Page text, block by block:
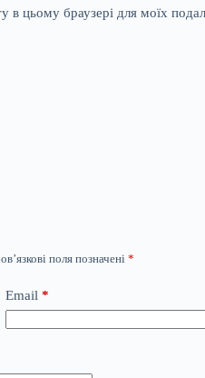
в цьому браузері для моїх
поля позначені *
Email *